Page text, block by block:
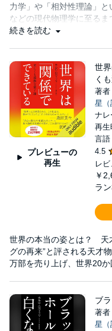
力学」や「相対性理論」と
などの現代物理学に至る
るのか？」
続きを読む
プレビューの
再生
世
く
著者
星（
ナレ
再生
言語
4.5
レ
￥
ラ
世界の本当の姿とは？ 天
グの再来”と評される天才
万部を売り上げ、世界20か
ブ
著者
星（